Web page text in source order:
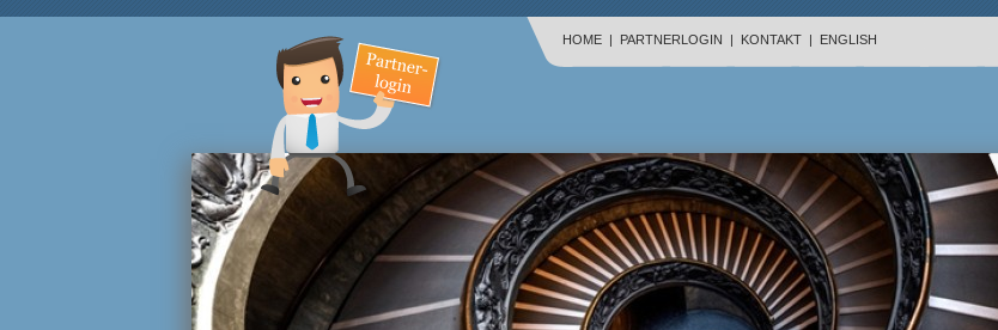
HOME | PARTNERLOGIN | KONTAKT | ENGLISH